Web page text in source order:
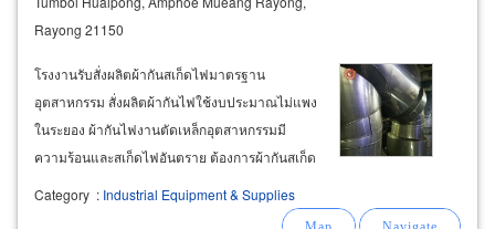
Rayong 21150
โรงงานรับสั่งผลิตผ้ากันสเก็ดไฟมาตรฐาน
อุตสาหกรรม สั่งผลิตผ้ากันไฟใช้งบประมาณไม่แพง
ในระยอง ผ้ากันไฟงานตัดเหล็กอุตสาหกรรมมี
ความร้อนและสเก็ดไฟอันตราย ต้องการผ้ากันสเก็ด
ให้เกิดอันตรายยืดเยื้อต่อผู้ปฎิบัติงานและพื้นที่หน้า
Category : Industrial Equipment & Supplies